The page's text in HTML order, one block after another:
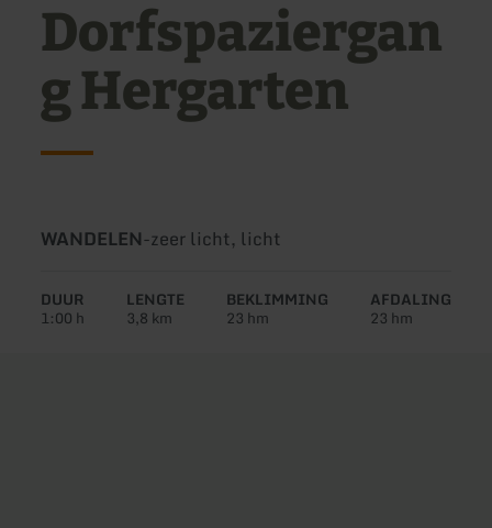
Dorfspaziergan
g Hergarten
Soort
WANDELEN-Moeilijkheidsgraad:
zeer licht, licht
DUUR
1:00 h
LENGTE
3,8 km
BEKLIMMING
23 hm
AFDALING
23 hm